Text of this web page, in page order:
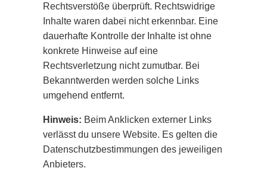
Rechtsverstöße überprüft. Rechtswidrige
Inhalte waren dabei nicht erkennbar. Eine
dauerhafte Kontrolle der Inhalte ist ohne
konkrete Hinweise auf eine
Rechtsverletzung nicht zumutbar. Bei
Bekanntwerden werden solche Links
umgehend entfernt.
Hinweis: Beim Anklicken externer Links
verlässt du unsere Website. Es gelten die
Datenschutzbestimmungen des jeweiligen
Anbieters.